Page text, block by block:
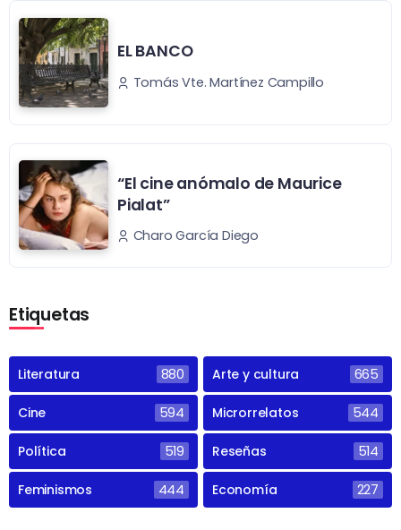
EL BANCO
Tomás Vte. Martínez Campillo
“El cine anómalo de Maurice
Pialat”
Charo García Diego
Etiquetas
Literatura 880 Arte y cultura 665
Cine 594 Microrrelatos 544
Política 519 Reseñas 514
Feminismos 444 Economía 227